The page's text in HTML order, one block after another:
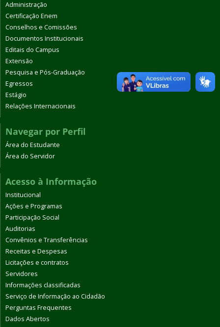
Administração
Certificação Enem
Conselhos e Comissões
Documentos Institucionais
Editais do Campus
Extensão
Pesquisa e Pós-Graduação
Egressos
Estágio
Relações Internacionais
Navegar por Perfil
Área do Estudante
Área do Servidor
Acesso à Informação
Institucional
Ações e Programas
Participação Social
Auditorias
Convênios e Transferências
Receitas e Despesas
Licitações e contratos
Servidores
Informações classificadas
Serviço de Informação ao Cidadão
Perguntas Frequentes
Dados Abertos